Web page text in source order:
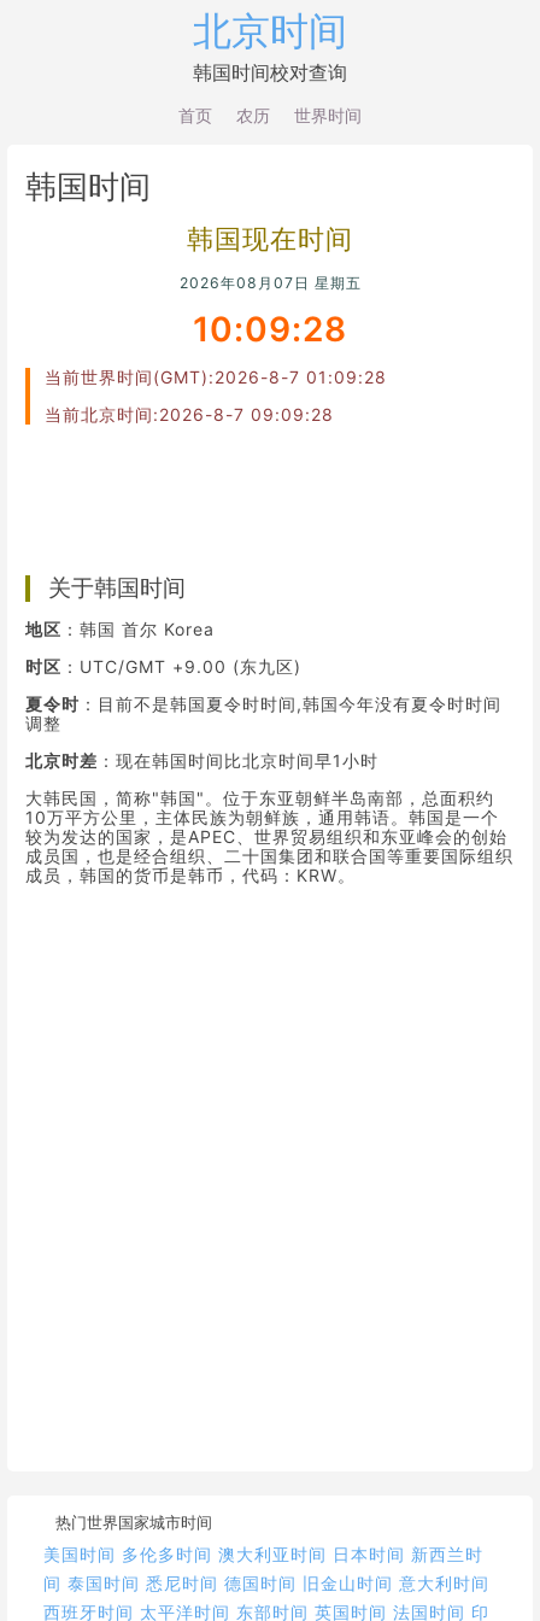
北京时间
韩国时间校对查询
首页 农历 世界时间
韩国时间
韩国现在时间
2026年08月07日 星期五
10:09:28
当前世界时间(GMT):2026-8-7 01:09:28
当前北京时间:2026-8-7 09:09:28
关于韩国时间
地区 ：韩国 首尔 Korea
时区 ：UTC/GMT +9.00 (东九区)
夏令时 ：目前不是韩国夏令时时间,韩国今年没有夏令时时间
调整
北京时差 ：现在韩国时间比北京时间早1小时
大韩民国，简称"韩国"。位于东亚朝鲜半岛南部，总面积约
10万平方公里，主体民族为朝鲜族，通用韩语。韩国是一个
较为发达的国家，是APEC、世界贸易组织和东亚峰会的创始
成员国，也是经合组织、二十国集团和联合国等重要国际组织
成员，韩国的货币是韩币 ，代码：KRW。
热门世界国家城市时间
美国时间 多伦多时间 澳大利亚时间 日本时间 新西兰时
间 泰国时间 悉尼时间 德国时间 旧金山时间 意大利时间
西班牙时间 太平洋时间 东部时间 英国时间 法国时间 印